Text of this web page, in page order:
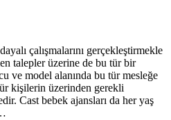
çalışmalarını gerçekleştirmekle
talepler üzerine de bu tür bir
ve model alanında bu tür mesleğe
kişilerin üzerinden gerekli
Cast bebek ajansları da her yaş